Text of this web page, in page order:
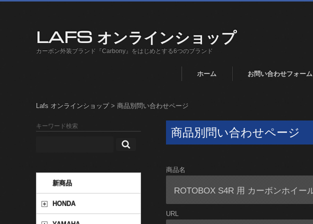
LAFS オンラインショップ
カーボン外装ブランド『Carbony』をはじめとする6つのブランド
ホーム お問い合わせフォーム
Lafs オンラインショップ> 商品別問い合わせページ
商品別問い合わせページ
商品名
URL
キーワード検索
新商品
HONDA